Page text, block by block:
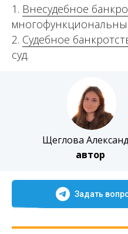
1. Внесудебное
2. Судебное
суд.
Щеглова
автор
Задать